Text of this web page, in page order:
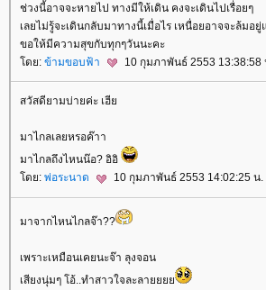
ช่วงนี้อาจจะหายไป ทางมีให้เดิน คงจะเดินไปเรื่อยๆ
เลยไม่รู้จะเดินกลับมาทางนี้เมื่อไร เหนื่อยอาจจะล้มอ
ขอให้มีความสุขกับทุกๆวันนะคะ
ดย: ข้ามขอบฟ้า 10 กุมภาพันธ์ 2553 13:38:58
สวัสดียามบ่ายค่ะ เฮี
มาไกลเลยหรอค๊าา
มาไกลถึงไหนน๊อ? อิอิ
ดย: พ่อระนาด 10 กุมภาพันธ์ 2553 14:02:25 น.
มาจากไหนไกลจ๊า??
เพราะเหมือนเคยนะจ๊า ลุงจอน
เสียงนุ่มๆ โอ้..ทำสาวใจละลา